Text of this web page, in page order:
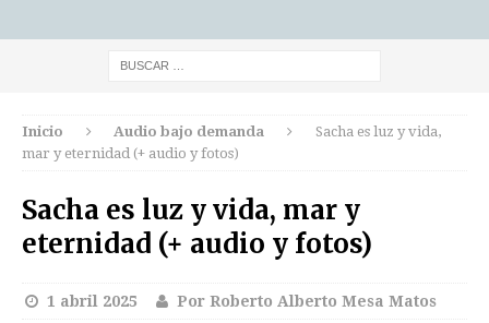
Inicio Audio bajo demanda
Sacha es luz y vida,
mar y eternidad (+ audio y fotos)
Sacha es luz y vida, mar y
eternidad (+ audio y fotos)
1 abril 2025 Por Roberto Alberto Mesa Matos